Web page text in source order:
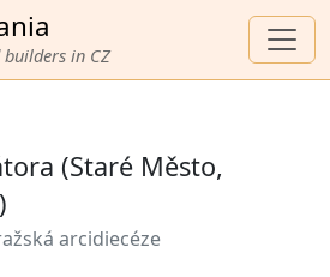
in CZ
(Staré Město,
arcidiecéze